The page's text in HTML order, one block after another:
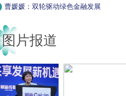
曹媛媛：双轮驱动绿色金融发展
图片报道